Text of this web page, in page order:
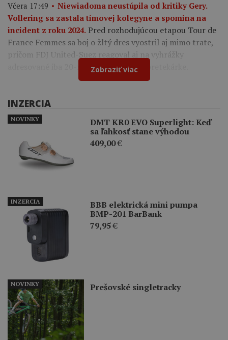
Včera 17:49
Niewiadoma neustúpila od kritiky Gery.
Vollering sa zastala tímovej kolegyne a spomína na
incident z roku 2024. Pred rozhodujúcou etapou Tour de
France Femmes sa boj o žltý dres vyostril aj mimo trate,
pričom FDJ United-Suez reagoval aj na vyhrážky
adresované iba 20-ročnej francúzskej pretekárke.
Zobraziť viac
INZERCIA
DMT KR0 EVO Superlight: Keď
sa ľahkosť stane výhodou
409,00€
NOVINKY
BBB elektrická mini pumpa
BMP-201 BarBank
79,95€
INZERCIA
Prešovské singletracky
NOVINKY